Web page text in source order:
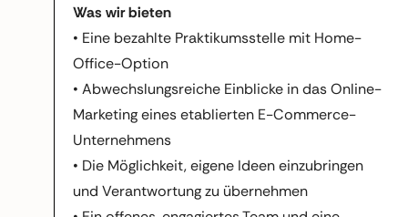
Was wir bieten
• Eine bezahlte Praktikumsstelle mit Home-
Office-Option
• Abwechslungsreiche Einblicke in das Online-
Marketing eines etablierten E-Commerce-
Unternehmens
• Die Möglichkeit, eigene Ideen einzubringen
und Verantwortung zu übernehmen